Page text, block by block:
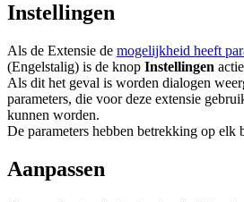
Instellingen
Als de Extensie de mogelijkheid heeft
(Engelstalig) is de knop Instellingen
Als dit het geval is worden dialogen
parameters, die voor deze extensie
kunnen worden.
De parameters hebben betrekking op elk
Aanpassen